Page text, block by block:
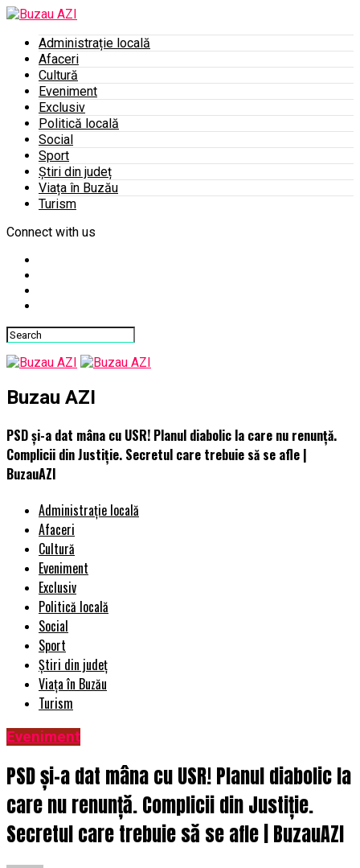
Administrație locală
Afaceri
Cultură
Eveniment
Exclusiv
Politică locală
Social
Sport
Știri din județ
Viața în Buzău
Turism
Connect with us
Buzau AZI
PSD și-a dat mâna cu USR! Planul diabolic la care nu renunță.
Complicii din Justiție. Secretul care trebuie să se afle |
BuzauAZI
Administrație locală
Afaceri
Cultură
Eveniment
Exclusiv
Politică locală
Social
Sport
Știri din județ
Viața în Buzău
Turism
Eveniment
PSD și-a dat mâna cu USR! Planul diabolic la
care nu renunță. Complicii din Justiție.
Secretul care trebuie să se afle | BuzauAZI